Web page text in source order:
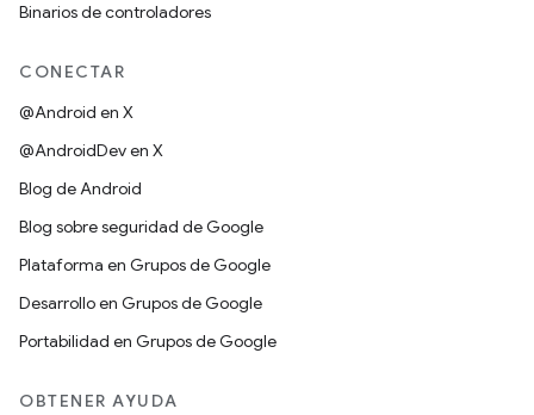
Binarios de controladores
CONECTAR
@Android en X
@AndroidDev en X
Blog de Android
Blog sobre seguridad de Google
Plataforma en Grupos de Google
Desarrollo en Grupos de Google
Portabilidad en Grupos de Google
OBTENER AYUDA